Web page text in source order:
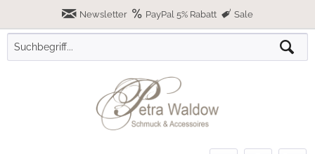
Newsletter PayPal 5% Rabatt Sale